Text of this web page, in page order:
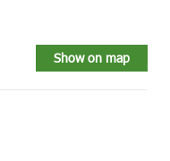
Show on map